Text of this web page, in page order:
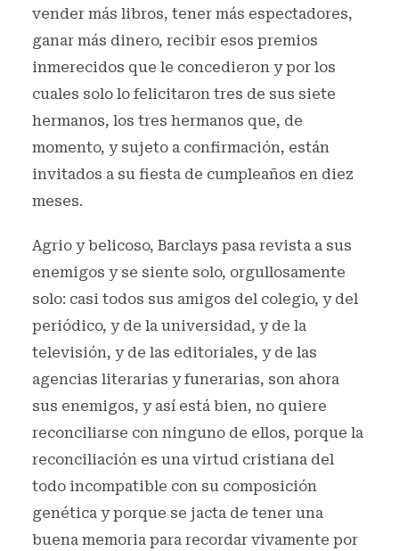
vender más libros, tener más espectadores,
ganar más dinero, recibir esos premios
inmerecidos que le concedieron y por los
cuales solo lo felicitaron tres de sus siete
hermanos, los tres hermanos que, de
momento, y sujeto a confirmación, están
invitados a su fiesta de cumpleaños en diez
meses.
Agrio y belicoso, Barclays pasa revista a sus
enemigos y se siente solo, orgullosamente
solo: casi todos sus amigos del colegio, y del
periódico, y de la universidad, y de la
televisión, y de las editoriales, y de las
agencias literarias y funerarias, son ahora
sus enemigos, y así está bien, no quiere
reconciliarse con ninguno de ellos, porque la
reconciliación es una virtud cristiana del
todo incompatible con su composición
genética y porque se jacta de tener una
buena memoria para recordar vivamente por